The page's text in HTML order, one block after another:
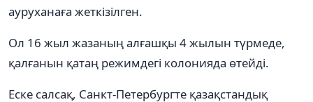
ауруханаға жеткізілген.
Ол 16 жыл жазаның алғашқы 4 жылын түрмеде,
қалғанын қатаң режимдегі колонияда өтейді.
Еске салсақ, Санкт-Петербургте қазақстандық